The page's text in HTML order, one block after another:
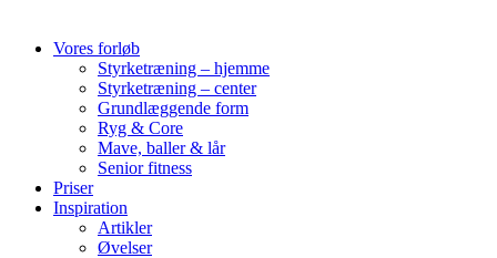
Vores forløb
Styrketræning – hjemme
Styrketræning – center
Grundlæggende form
Ryg & Core
Mave, baller & lår
Senior fitness
Priser
Inspiration
Artikler
Øvelser